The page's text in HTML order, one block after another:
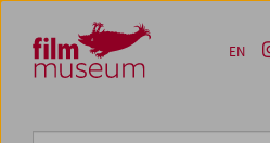
Zum Inhalt
Zum Hauptmenü
Zur Servicenavigation
Zum Suche
EN